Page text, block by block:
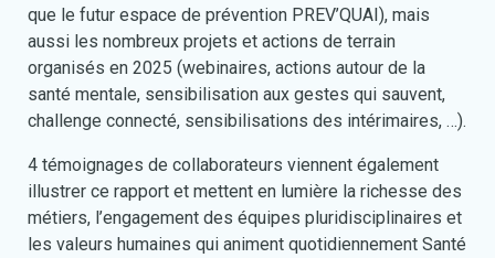
que le futur espace de prévention PREV’QUAI), mais
aussi les nombreux projets et actions de terrain
organisés en 2025 (webinaires, actions autour de la
santé mentale, sensibilisation aux gestes qui sauvent,
challenge connecté, sensibilisations des intérimaires, …).
4 témoignages de collaborateurs viennent également
illustrer ce rapport et mettent en lumière la richesse des
métiers, l’engagement des équipes pluridisciplinaires et
les valeurs humaines qui animent quotidiennement Santé